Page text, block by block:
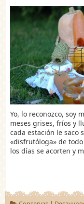
Yo, lo reconozco, soy
meses grises, fríos y
cada estación le saco
«disfrutóloga» de
los días se acorten y